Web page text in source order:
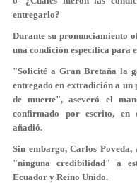
entregarlo?
Durante su pronunciamiento
una condición específica para
"Solicité a Gran Bretaña la
entregado en extradición a un
de muerte", aseveró el
confirmado por escrito, en
añadió.
Sin embargo, Carlos Poveda,
"ninguna credibilidad" a
Ecuador y Reino Unido.